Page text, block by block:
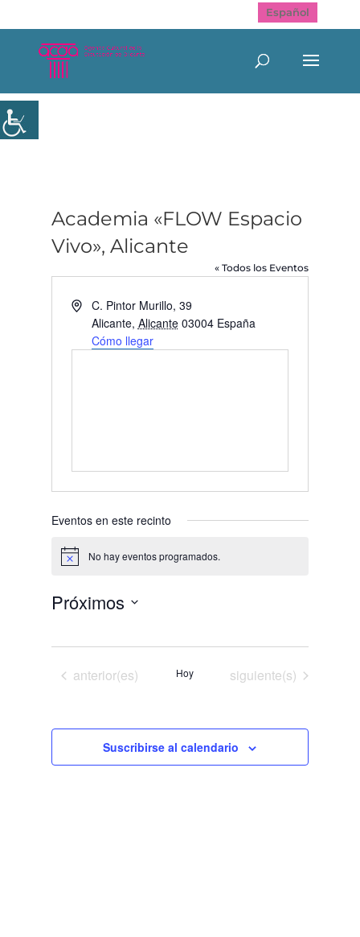
Español
Academia «FLOW Espacio
Vivo», Alicante
« Todos los Eventos
Dirección
C. Pintor Murillo, 39
Alicante, Alicante 03004 España
Cómo llegar
Eventos en este recinto
Aviso No hay eventos programados.
Próximos
Eventos
anterior(es) Hoy Eventos
siguiente(s)
Suscribirse al calendario